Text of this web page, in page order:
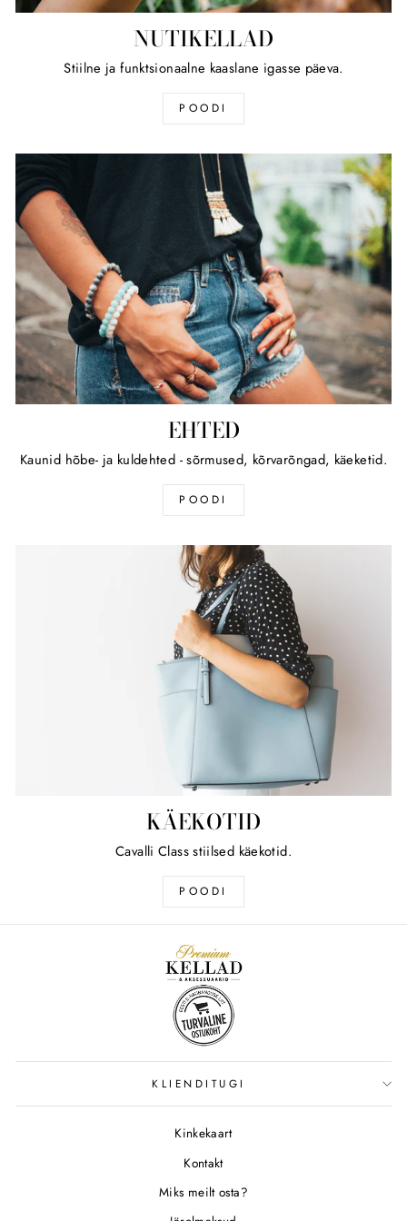
NUTIKELLAD
Stiilne ja funktsionaalne kaaslane igasse päeva.
POODI
EHTED
Kaunid hõbe- ja kuldehted - sõrmused, kõrvarõngad, käeketid.
POODI
KÄEKOTID
Cavalli Class stiilsed käekotid.
POODI
KLIENDITUGI
Kinkekaart
Kontakt
Miks meilt osta?